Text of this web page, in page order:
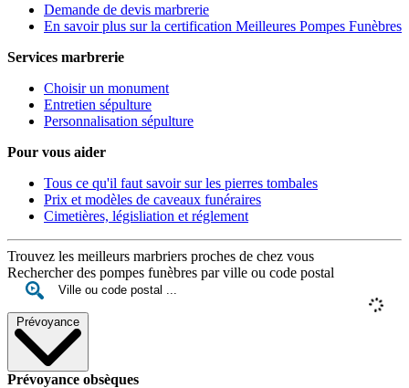
Demande de devis marbrerie
En savoir plus sur la certification Meilleures Pompes Funèbres
Services marbrerie
Choisir un monument
Entretien sépulture
Personnalisation sépulture
Pour vous aider
Tous ce qu'il faut savoir sur les pierres tombales
Prix et modèles de caveaux funéraires
Cimetières, législiation et réglement
Trouvez les meilleurs marbriers proches de chez vous
Rechercher des pompes funèbres par ville ou code postal
Prévoyance
Prévoyance obsèques